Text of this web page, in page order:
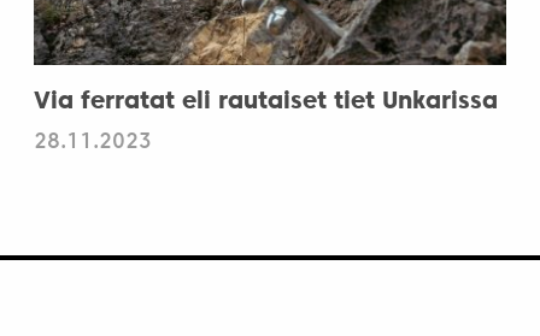
Via ferratat eli rautaiset tiet Unkarissa
28.11.2023